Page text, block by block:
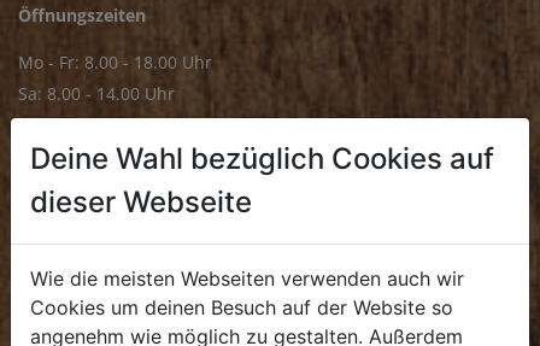
Öffnungszeiten
Mo - Fr: 8.00 - 18.00 Uhr
Sa: 8.00 - 14.00 Uhr
Mo - Fr: 8.00 - 16.00 Uhr
. +43 7272 4859 70
Deine Wahl bezüglich Cookies auf
dieser Webseite
Wie die meisten Webseiten verwenden auch wir
Cookies um deinen Besuch auf der Website so
angenehm wie möglich zu gestalten. Außerdem